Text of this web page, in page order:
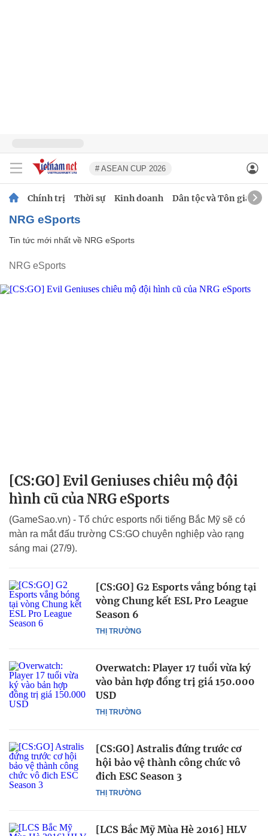
# ASEAN CUP 2026
Chính trị Thời sự Kinh doanh Dân tộc và Tôn giáo
NRG eSports
Tin tức mới nhất về NRG eSports
NRG eSports
[CS:GO] Evil Geniuses chiêu mộ đội
hình cũ của NRG eSports
(GameSao.vn) - Tổ chức esports nổi tiếng Bắc Mỹ sẽ có
màn ra mắt đấu trường CS:GO chuyên nghiệp vào rạng
sáng mai (27/9).
THỊ TRƯỜNG
[CS:GO] G2 Esports vắng bóng tại
vòng Chung kết ESL Pro League
Season 6
THỊ TRƯỜNG
Overwatch: Player 17 tuổi vừa ký
vào bản hợp đồng trị giá 150.000
USD
THỊ TRƯỜNG
[CS:GO] Astralis đứng trước cơ
hội bảo vệ thành công chức vô
đich ESC Season 3
[LCS Bắc Mỹ Mùa Hè 2016] HLV